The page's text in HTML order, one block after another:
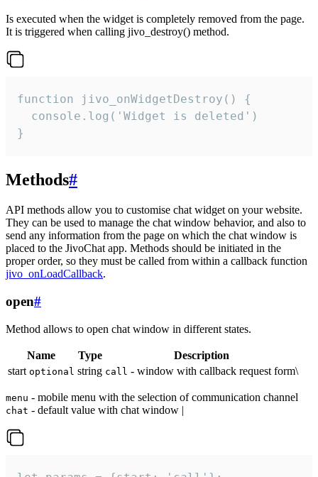
Is executed when the widget is completely removed from the page.
It is triggered when calling jivo_destroy() method.
function jivo_onWidgetDestroy() {
  console.log('Widget is deleted')
}
Methods#
API methods allow you to customise chat widget on your website.
They can be used to manage the chat window behavior, and also to
send any information from the page on which the chat window is
placed to the JivoChat app. Methods should be initiated in the
proper order, so they must be called from within a callback function
jivo_onLoadCallback.
open#
Method allows to open chat window in different states.
Name Type
Description
start optional string call - window with callback request form\
menu - mobile menu with the selection of communication channel
chat - default value with chat window |